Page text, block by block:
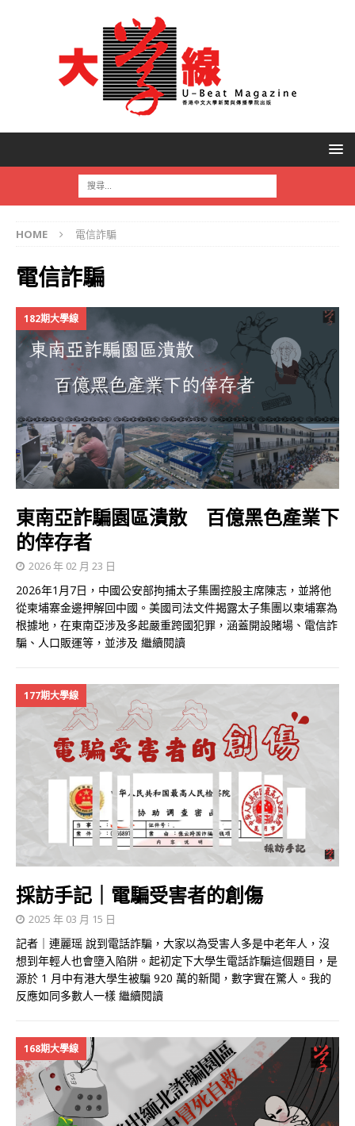
HOME 電信詐騙
電信詐騙
182期大學線
東南亞詐騙園區潰散 百億黑色產業下
的倖存者
2026 年 02 月 23 日
2026年1月7日，中國公安部拘捕太子集團控股主席陳志，並將他
從柬埔寨金邊押解回中國。美國司法文件揭露太子集團以柬埔寨為
根據地，在東南亞涉及多起嚴重跨國犯罪，涵蓋開設賭場、電信詐
騙、人口販運等，並涉及 繼續閱讀
177期大學線
採訪手記｜電騙受害者的創傷
2025 年 03 月 15 日
記者｜連麗瑶 說到電話詐騙，大家以為受害人多是中老年人，沒
想到年輕人也會墮入陷阱。起初定下大學生電話詐騙這個題目，是
源於 1 月中有港大學生被騙 920 萬的新聞，數字實在驚人。我的
反應如同多數人一樣 繼續閱讀
168期大學線